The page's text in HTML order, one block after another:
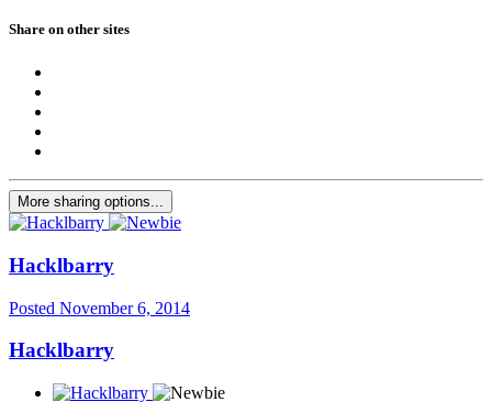
Share on other sites
More sharing options...
Hacklbarry
Posted November 6, 2014
Hacklbarry